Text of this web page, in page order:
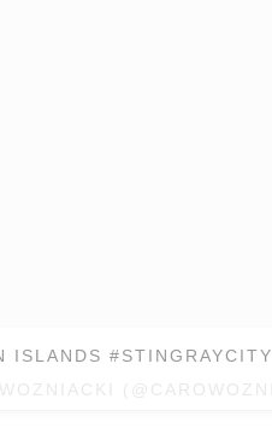
ISLANDS #STINGRAYCITY